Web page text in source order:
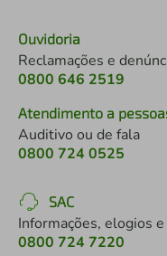
Ouvidoria
Reclamações e
0800 646 2519
Atendimento a
Auditivo ou de fala
0800 724 0525
SAC
Informações, elogios
0800 724 7220